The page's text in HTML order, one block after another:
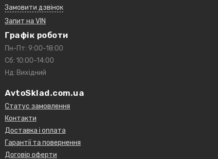
Замовити дзвінок
Запит на VIN
Графік роботи
Пн-Пт: 9:00-18:00
Сб: 10:00-14:00
Нд: Вихідний
AvtoSklad.com.ua
Статус замовлення
Контакти
Доставка і оплата
Гарантії та повернення
Договір оферти